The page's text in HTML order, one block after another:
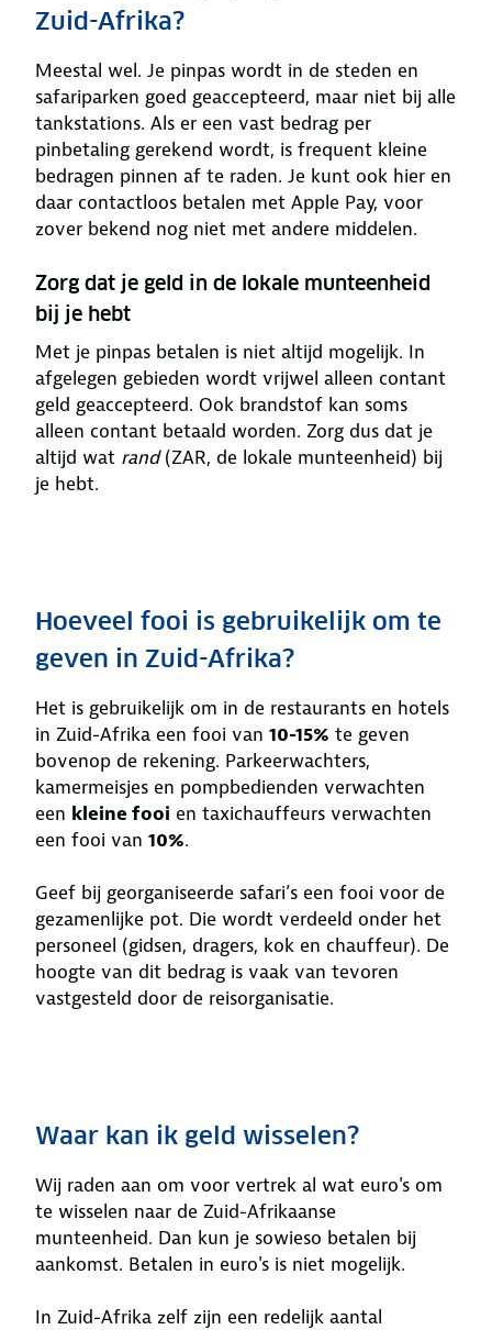
Zuid-Afrika?
Meestal wel. Je pinpas wordt in de steden en
safariparken goed geaccepteerd, maar niet bij alle
tankstations. Als er een vast bedrag per
pinbetaling gerekend wordt, is frequent kleine
bedragen pinnen af te raden. Je kunt ook hier en
daar contactloos betalen met Apple Pay, voor
zover bekend nog niet met andere middelen.
Zorg dat je geld in de lokale munteenheid
bij je hebt
Met je pinpas betalen is niet altijd mogelijk. In
afgelegen gebieden wordt vrijwel alleen contant
geld geaccepteerd. Ook brandstof kan soms
alleen contant betaald worden. Zorg dus dat je
altijd wat rand(ZAR, de lokale munteenheid) bij
je hebt.
Hoeveel fooi is gebruikelijk om te
geven in Zuid-Afrika?
Het is gebruikelijk om in de restaurants en hotels
in Zuid-Afrika een fooi van 10-15% te geven
bovenop de rekening. Parkeerwachters,
kamermeisjes en pompbedienden verwachten
een kleine fooi en taxichauffeurs verwachten
een fooi van 10%.
Geef bij georganiseerde safari’s een fooi voor de
gezamenlijke pot. Die wordt verdeeld onder het
personeel (gidsen, dragers, kok en chauffeur). De
hoogte van dit bedrag is vaak van tevoren
vastgesteld door de reisorganisatie.
Waar kan ik geld wisselen?
Wij raden aan om voor vertrek al wat euro's om
te wisselen naar de Zuid-Afrikaanse
munteenheid. Dan kun je sowieso betalen bij
aankomst. Betalen in euro's is niet mogelijk.
In Zuid-Afrika zelf zijn een redelijk aantal